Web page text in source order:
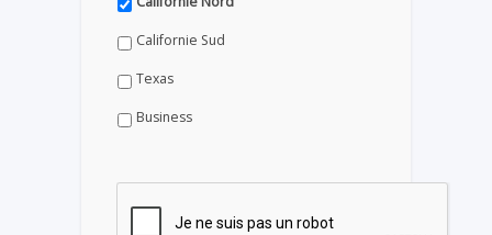
Californie Sud
Texas
Business